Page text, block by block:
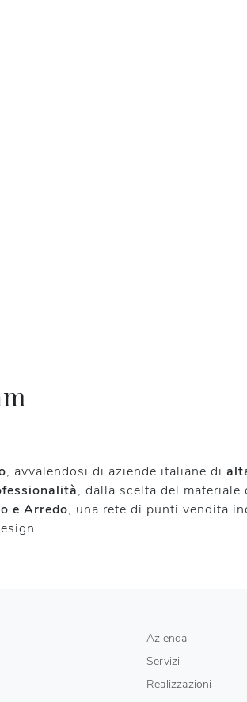
, avvalendosi di aziende italiane di
, dalla scelta del
e Arredo, una rete di punti vendita
Azienda
Servizi
Realizzazioni